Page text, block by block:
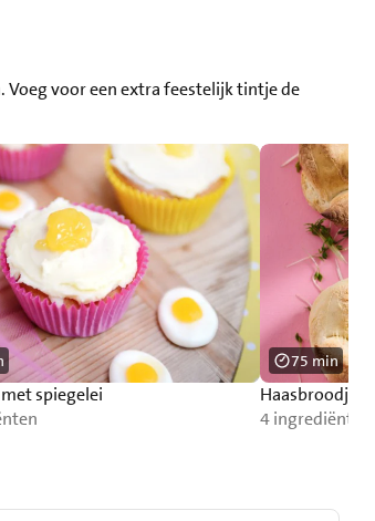
Voeg voor een extra feestelijk tintje de
spiegelei
Haasbroodjes
4 ingrediënten
75 min